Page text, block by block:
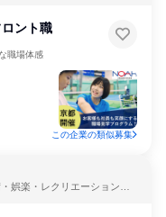
ント職
職場体感
この企業の類似募集
娯楽・レクリエーション、